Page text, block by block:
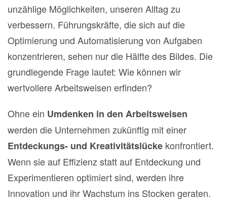
unzählige Möglichkeiten, unseren Alltag zu
verbessern. Führungskräfte, die sich auf die
Optimierung und Automatisierung von Aufgaben
konzentrieren, sehen nur die Hälfte des Bildes. Die
grundlegende Frage lautet: Wie können wir
wertvollere Arbeitsweisen erfinden?
Ohne ein Umdenken in den Arbeitsweisen
werden die Unternehmen zukünftig mit einer
Entdeckungs- und Kreativitätslücke konfrontiert.
Wenn sie auf Effizienz statt auf Entdeckung und
Experimentieren optimiert sind, werden ihre
Innovation und ihr Wachstum ins Stocken geraten.